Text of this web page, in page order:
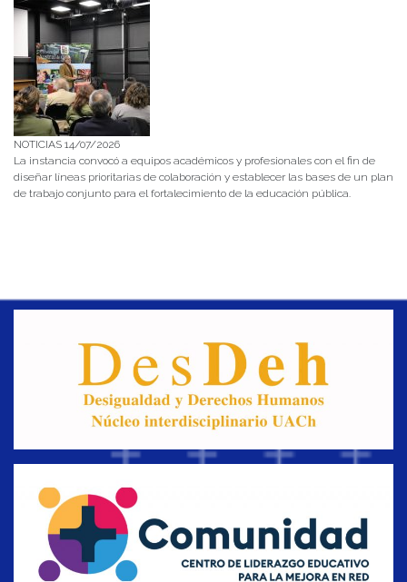
NOTICIAS 14/07/2026
La instancia convocó a equipos académicos y profesionales con el fin de
diseñar líneas prioritarias de colaboración y establecer las bases de un plan
de trabajo conjunto para el fortalecimiento de la educación pública.